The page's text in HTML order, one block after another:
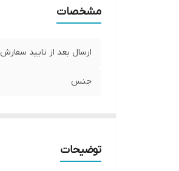
مشخصات
ارسال بعد از تایید سفارش
جنس
توضیحات